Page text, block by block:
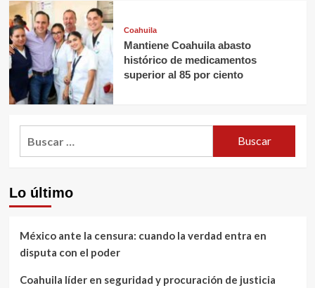
Coahuila
Mantiene Coahuila abasto
histórico de medicamentos
superior al 85 por ciento
Lo último
México ante la censura: cuando la verdad entra en
disputa con el poder
Coahuila líder en seguridad y procuración de justicia